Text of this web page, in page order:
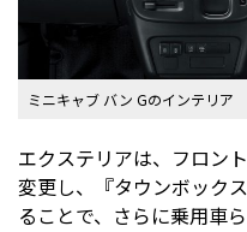
ミニキャブ バン Gのインテリア
エクステリアは、フロン
変更し、『タウンボック
ることで、さらに乗用車